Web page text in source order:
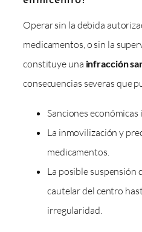
Operar sin la debida
medicamentos, o sin la
constituye una infracción
consecuencias severas que
Sanciones económicas
La inmovilización y
medicamentos.
La posible suspensión
cautelar del centro
irregularidad.